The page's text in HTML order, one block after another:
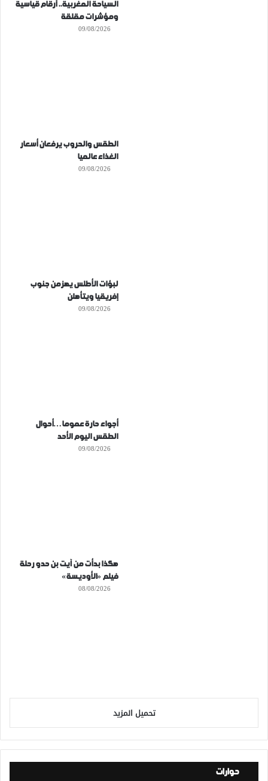
السياحة المغربية.. أرقام قياسية
ومؤشرات مقلقة
09/08/2026
الطقس والحروب يرفعان أسعار
الغذاء عالميا
09/08/2026
لبؤات الأطلس يهزمن جنوب
إفريقيا ويتأهلن
09/08/2026
أجواء حارة عموما…أحوال
الطقس اليوم الأحد
09/08/2026
هكذا بدأت من آيت بن حدو رحلة
فيلم «الأوديسة»
08/08/2026
تحميل المزيد
حوارات